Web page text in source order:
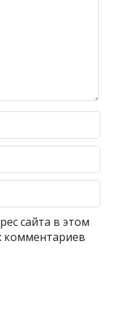
сайта в этом
комментариев